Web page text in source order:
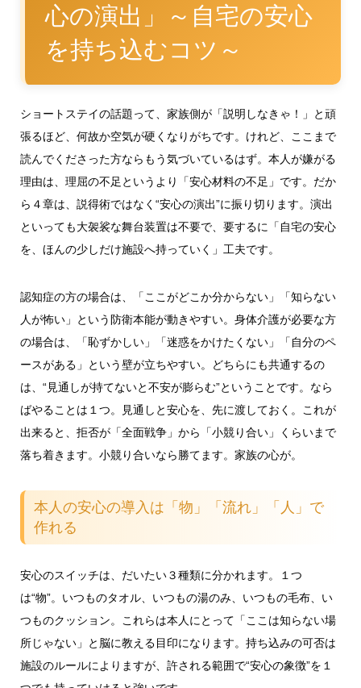
心の演出」～自宅の安心
を持ち込むコツ～
ショートステイの話題って、家族側が「説明しなきゃ！」と頑
張るほど、何故か空気が硬くなりがちです。けれど、ここまで
読んでくださった方ならもう気づいているはず。本人が嫌がる
理由は、理屈の不足というより「安心材料の不足」です。だか
ら４章は、説得術ではなく“安心の演出”に振り切ります。演出
といっても大袈裟な舞台装置は不要で、要するに「自宅の安心
を、ほんの少しだけ施設へ持っていく」工夫です。
認知症の方の場合は、「ここがどこか分からない」「知らない
人が怖い」という防衛本能が動きやすい。身体介護が必要な方
の場合は、「恥ずかしい」「迷惑をかけたくない」「自分のペ
ースがある」という壁が立ちやすい。どちらにも共通するの
は、“見通しが持てないと不安が膨らむ”ということです。なら
ばやることは１つ。見通しと安心を、先に渡しておく。これが
出来ると、拒否が「全面戦争」から「小競り合い」くらいまで
落ち着きます。小競り合いなら勝てます。家族の心が。
本人の安心の導入は「物」「流れ」「人」で
作れる
安心のスイッチは、だいたい３種類に分かれます。１つ
は“物”。いつものタオル、いつもの湯のみ、いつもの毛布、い
つものクッション。これらは本人にとって「ここは知らない場
所じゃない」と脳に教える目印になります。持ち込みの可否は
施設のルールによりますが、許される範囲で“安心の象徴”を１